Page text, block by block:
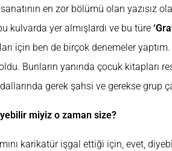
en zor bölümü olan yazısız
kulvarda yer almışlardı ve bu türe
için ben de birçok denemeler
Bunların yanında çocuk kitapları
gerek şahsi ve gerekse grup
miyiz o zaman size?
karikatür işgal ettiği için, evet,